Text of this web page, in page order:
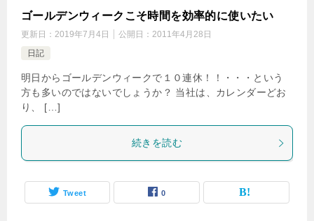
ゴールデンウィークこそ時間を効率的に使いたい
更新日： 2019年7月4日 公開日： 2011年4月28日
日記
明日からゴールデンウィークで１０連休！！・・・という
方も多いのではないでしょうか？ 当社は、カレンダーどお
り、 […]
続きを読む
Tweet 0